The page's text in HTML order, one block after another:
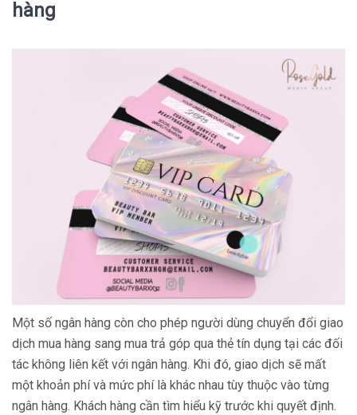
hàng
Một số ngân hàng còn cho phép người dùng chuyển đổi giao
dịch mua hàng sang mua trả góp qua thẻ tín dụng tại các đối
tác không liên kết với ngân hàng. Khi đó, giao dịch sẽ mất
một khoản phí và mức phí là khác nhau tùy thuộc vào từng
ngân hàng. Khách hàng cần tìm hiểu kỹ trước khi quyết định.